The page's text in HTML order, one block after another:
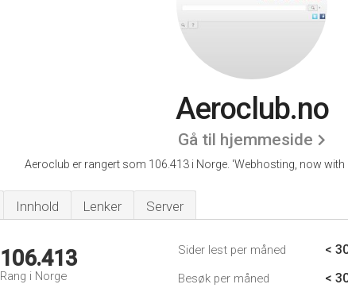
Aeroclub.no
Gå til hjemmeside
Aeroclub er rangert som 106.413 i Norge. 'Webhosting, now with
Innhold Lenker Server
106.413
Rang i Norge
Sider lest per måned <
Besøk per måned <